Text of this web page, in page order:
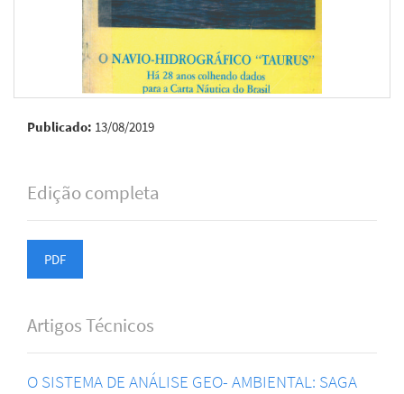
Publicado: 13/08/2019
Edição completa
PDF
Artigos Técnicos
O SISTEMA DE ANÁLISE GEO- AMBIENTAL: SAGA